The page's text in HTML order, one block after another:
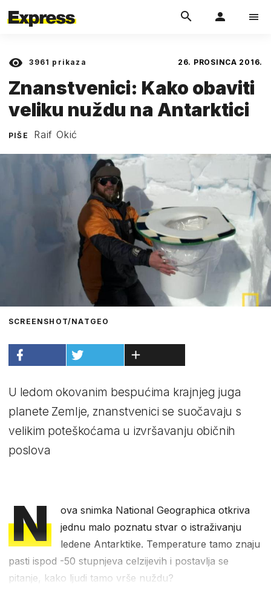
3961 prikaza 26. PROSINCA 2016.
Znanstvenici: Kako obaviti
veliku nuždu na Antarktici
PIŠE Raif Okić
SCREENSHOT/NATGEO
U ledom okovanim bespućima krajnjeg juga
planete Zemlje, znanstvenici se suočavaju s
velikim poteškoćama u izvršavanju običnih
poslova
N
ova snimka National Geographica otkriva
jednu malo poznatu stvar o istraživanju
ledene Antarktike. Temperature tamo znaju
pasti ispod -50 stupnjeva celzijevih i postavlja se
pitanje, kako ljudi tamo vrše nuždu?